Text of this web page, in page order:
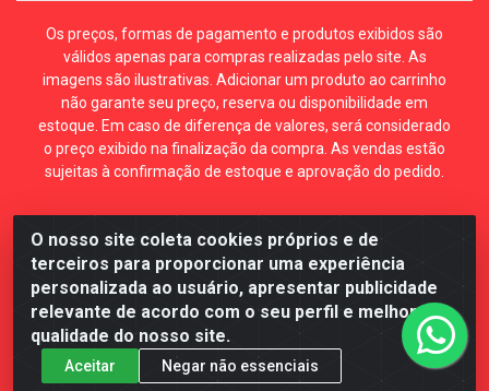
O nosso site coleta cookies próprios e de
terceiros para proporcionar uma experiência
personalizada ao usuário, apresentar publicidade
relevante de acordo com o seu perfil e melhorar a
qualidade do nosso site.
Aceitar Negar não essenciais
Os preços, formas de pagamento e produtos exibidos são
válidos apenas para compras realizadas pelo site. As
imagens são ilustrativas. Adicionar um produto ao carrinho
não garante seu preço, reserva ou disponibilidade em
estoque. Em caso de diferença de valores, será considerado
o preço exibido na finalização da compra. As vendas estão
sujeitas à confirmação de estoque e aprovação do pedido.
Mécari Distribuidora - Av. Gury Marques, 5164. Jd Centro
Oeste. Campo Grande MS. CEP 79072-000. CNPJ
70.357.959/0001-64